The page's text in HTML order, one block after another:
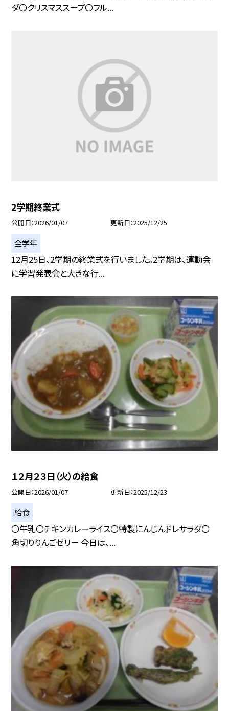
ダ〇クリスマススープ〇フル...
2学期終業式
公開日 2026/01/07 更新日 2025/12/25
全学年
12月25日、2学期の終業式を行いました。2学期は、運動会
に学習発表会と大きな行...
１２月２３日（火）の給食
公開日 2026/01/07 更新日 2025/12/23
給食
〇牛乳〇チキンカレーライス〇特製にんじんドレサラダ〇
角切りりんごゼリー 今日は、...